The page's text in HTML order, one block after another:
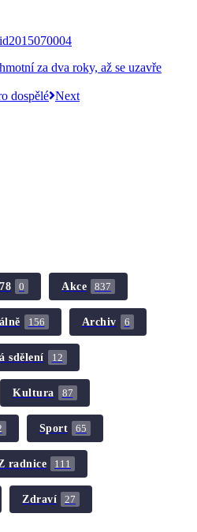
za dva roky, až se uzavře
dospělé Next
78 0 Akce 837
156 Archiv 6
sdělení 12
Kultura 87
Sport 65
radnice 111
Zdraví 27